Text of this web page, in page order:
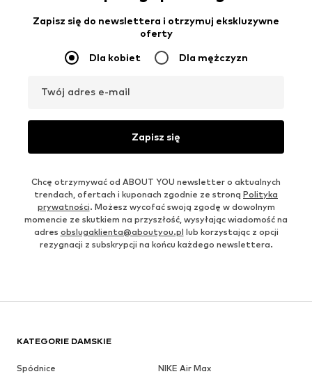
Zapisz się do newslettera i otrzymuj ekskluzywne
oferty
Dla kobiet Dla mężczyzn
Twój adres e-mail
Zapisz się
Chcę otrzymywać od ABOUT YOU newsletter o aktualnych
trendach, ofertach i kuponach zgodnie ze stroną Polityka
prywatności. Możesz wycofać swoją zgodę w dowolnym
momencie ze skutkiem na przyszłość, wysyłając wiadomość na
adres obslugaklienta@aboutyou.pl lub korzystając z opcji
rezygnacji z subskrypcji na końcu każdego newslettera.
KATEGORIE DAMSKIE
Spódnice
NIKE Air Max